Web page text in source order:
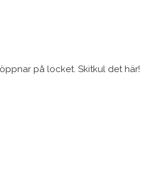
på locket. Skitkul det här!